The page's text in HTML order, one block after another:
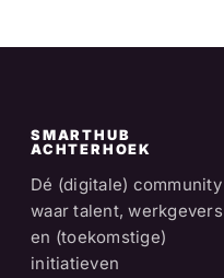
SMARTHUB
ACHTERHOEK
Dé (digitale) community
waar talent, werkgevers
en (toekomstige)
initiatieven